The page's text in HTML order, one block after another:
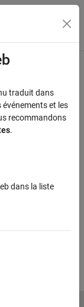
du menu
traduit dans
et les
recommandons
.
dans la liste